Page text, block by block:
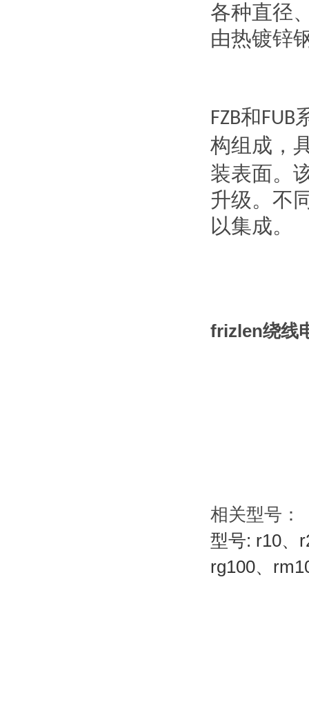
各种直径
由热镀锌
FZB和FUB
构组成，
装表面。
升级。不
以集成。
frizlen绕线
相关型号：
型号: r10、
rg100、